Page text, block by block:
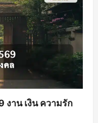
งาน เงิน ความรัก